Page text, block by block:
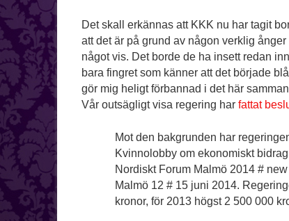
Det skall erkännas att KKK nu har tagit
att det är på grund av någon verklig
något vis. Det borde de ha insett redan
bara fingret som känner att det började
gör mig heligt förbannad i det här
Vår outsägligt visa regering har fattat
Mot den bakgrunden har
Kvinnolobby om ekonomiskt
Nordiskt Forum Malmö 2014 #
Malmö 12 # 15 juni 2014.
kronor, för 2013 högst 2 500 000